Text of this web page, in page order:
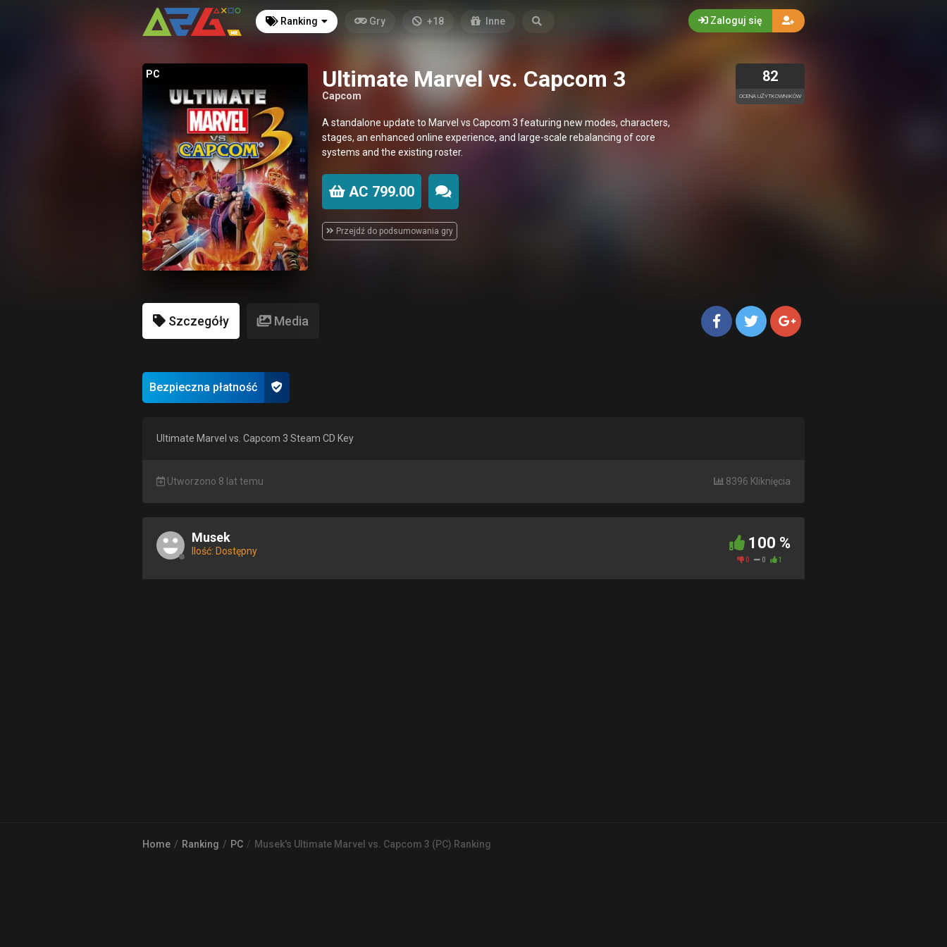
Ranking Gry +18 Inne Zaloguj się
PC Ultimate Marvel vs. Capcom 3
Capcom
82
OCENA UŻYTKOWNIKÓW
A standalone update to Marvel vs Capcom 3 featuring new modes, characters,
stages, an enhanced online experience, and large-scale rebalancing of core
systems and the existing roster.
AC 799.00
Przejdź do podsumowania gry
Szczegóły Media
Bezpieczna płatność
Ultimate Marvel vs. Capcom 3 Steam CD Key
Utworzono 8 lat temu 8396 Kliknięcia
Musek
Ilość: Dostępny 100 %
0 0 1
Home Ranking PC Musek's Ultimate Marvel vs. Capcom 3 (PC) Ranking